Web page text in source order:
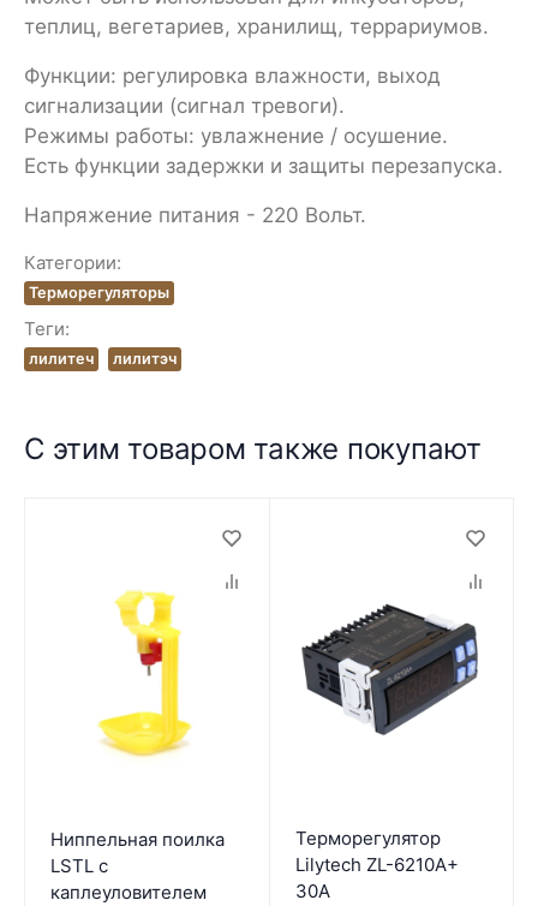
теплиц, вегетариев, хранилищ, террариумов.
Функции: регулировка влажности, выход
сигнализации (сигнал тревоги).
Режимы работы: увлажнение / осушение.
Есть функции задержки и защиты перезапуска.
Напряжение питания - 220 Вольт.
Категории:
Терморегуляторы
Теги:
лилитеч лилитэч
С этим товаром также покупают
Ниппельная поилка
LSTL с
каплеуловителем
Терморегулятор
Lilytech ZL-6210A+
30А